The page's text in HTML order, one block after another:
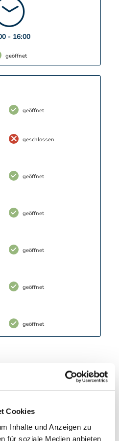
Cookies
Inhalte und Anzeigen zu
für soziale Medien anbieten
Schwierigkeiten,
im Jahre 1932
- 16:00
geöffnet
geöffnet
geschlossen
geöffnet
geöffnet
geöffnet
geöffnet
geöffnet